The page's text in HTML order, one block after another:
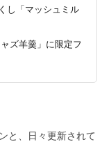
し「マッシュミル
ズ羊羹」に限定フ
と、日々更新されて